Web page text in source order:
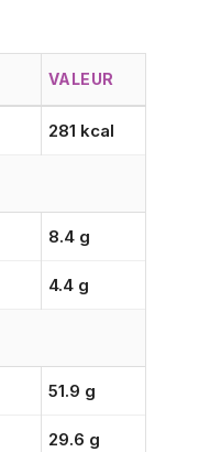
VALEUR
281 kcal
8.4 g
4.4 g
51.9 g
29.6 g